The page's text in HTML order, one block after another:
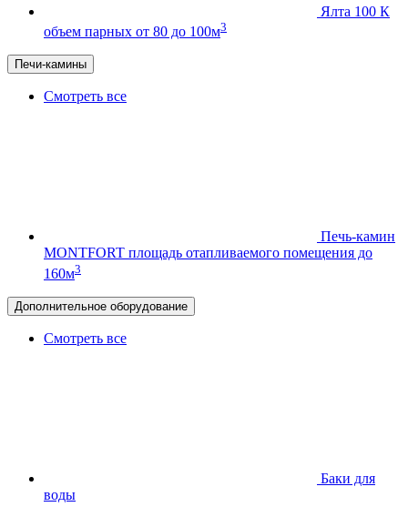
Ялта 100 К
объем парных от 80 до 100м3
Печи-камины
Смотреть все
Печь-камин
MONTFORT площадь отапливаемого помещения до
160м3
Дополнительное оборудование
Смотреть все
Баки для
воды